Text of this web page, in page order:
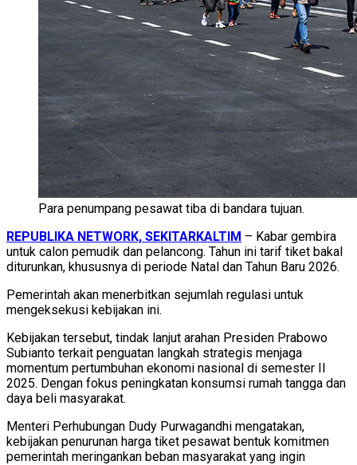
Para penumpang pesawat tiba di bandara tujuan.
REPUBLIKA NETWORK, SEKITARKALTIM – Kabar gembira
untuk calon pemudik dan pelancong. Tahun ini tarif tiket bakal
diturunkan, khususnya di periode Natal dan Tahun Baru 2026.
Pemerintah akan menerbitkan sejumlah regulasi untuk
mengeksekusi kebijakan ini.
Kebijakan tersebut, tindak lanjut arahan Presiden Prabowo
Subianto terkait penguatan langkah strategis menjaga
momentum pertumbuhan ekonomi nasional di semester II
2025. Dengan fokus peningkatan konsumsi rumah tangga dan
daya beli masyarakat.
Menteri Perhubungan Dudy Purwagandhi mengatakan,
kebijakan penurunan harga tiket pesawat bentuk komitmen
pemerintah meringankan beban masyarakat yang ingin